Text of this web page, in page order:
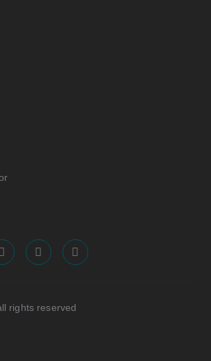
us on our facebook page: https://
us on our linkedin page:
screenreader.visit us on our
screenreader.visit us on our x
screenreader.visit us on
rights reserved